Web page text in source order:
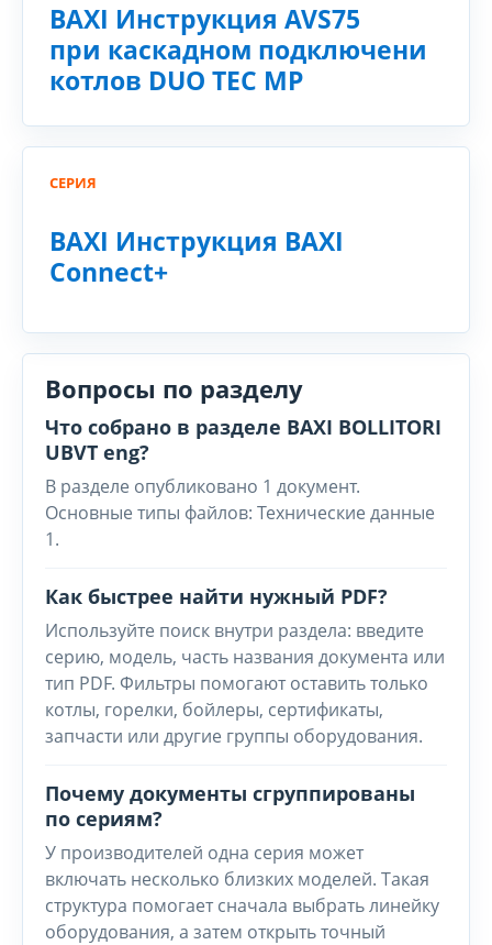
BAXI Инструкция AVS75
при каскадном подключени
котлов DUO TEC MP
СЕРИЯ
BAXI Инструкция BAXI
Connect+
Вопросы по разделу
Что собрано в разделе BAXI BOLLITORI
UBVT eng?
В разделе опубликовано 1 документ.
Основные типы файлов: Технические данные
1.
Как быстрее найти нужный PDF?
Используйте поиск внутри раздела: введите
серию, модель, часть названия документа или
тип PDF. Фильтры помогают оставить только
котлы, горелки, бойлеры, сертификаты,
запчасти или другие группы оборудования.
Почему документы сгруппированы
по сериям?
У производителей одна серия может
включать несколько близких моделей. Такая
структура помогает сначала выбрать линейку
оборудования, а затем открыть точный